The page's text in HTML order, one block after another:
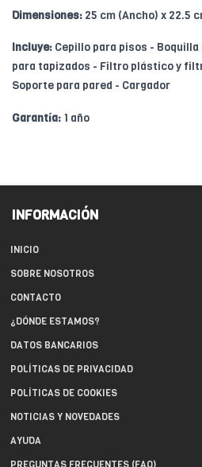
Dimensiones: 25 cm (Ancho) x 22.5
Incluye: Cepillo para pisos -
para tapizados - Filtro plástico y
Soporte para pared - Cargador
Garantía: 1 año
INFORMACIÓN
INICIO
SOBRE NOSOTROS
CONTACTO
¿DÓNDE ESTAMOS?
DATOS BANCARIOS
POLÍTICAS DE PRIVACIDAD
POLÍTICAS DE COOKIES
NOTICIAS Y NOVEDADES
AYUDA